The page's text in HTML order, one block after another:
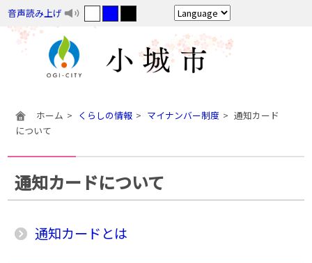
音声読み上げ
ホーム くらしの情報 マイナンバー制度
通知カード
について
通知カードについて
通知カードとは